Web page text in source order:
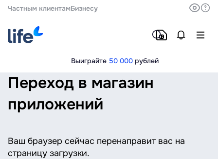
Частным клиентамБизнесу
Выиграйте 50 000 рублей
Переход в магазин
приложений
Ваш браузер сейчас перенаправит вас на
страницу загрузки.